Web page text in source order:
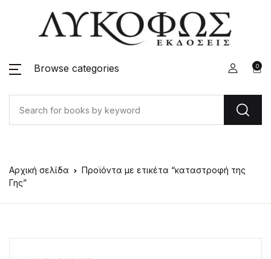
Browse categories 0
Αρχική σελίδα
Προϊόντα με ετικέτα “καταστροφή της
Γης”